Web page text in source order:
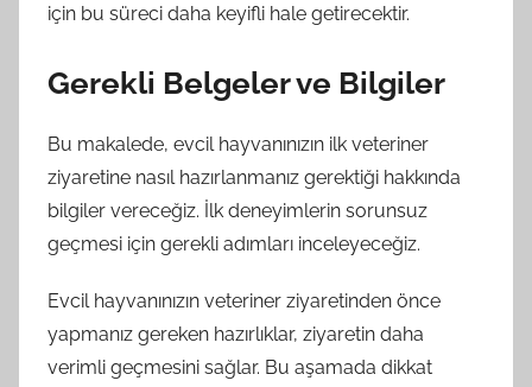
için bu süreci daha keyifli hale getirecektir.
Gerekli Belgeler ve Bilgiler
Bu makalede, evcil hayvanınızın ilk veteriner
ziyaretine nasıl hazırlanmanız gerektiği hakkında
bilgiler vereceğiz. İlk deneyimlerin sorunsuz
geçmesi için gerekli adımları inceleyeceğiz.
Evcil hayvanınızın veteriner ziyaretinden önce
yapmanız gereken hazırlıklar, ziyaretin daha
verimli geçmesini sağlar. Bu aşamada dikkat